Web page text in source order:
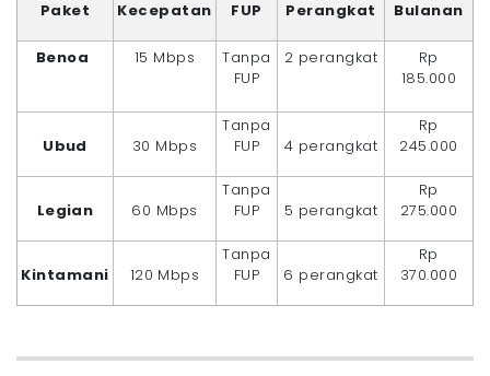
Paket
Kecepatan FUP
Perangkat
Bulanan
Benoa 15 Mbps
Tanpa
FUP
2 perangkat
Rp
185.000
Ubud 30 Mbps
Tanpa
FUP
4 perangkat
Rp
245.000
Legian 60 Mbps
Tanpa
FUP
5 perangkat
Rp
275.000
Kintamani 120 Mbps
Tanpa
FUP
6 perangkat
Rp
370.000